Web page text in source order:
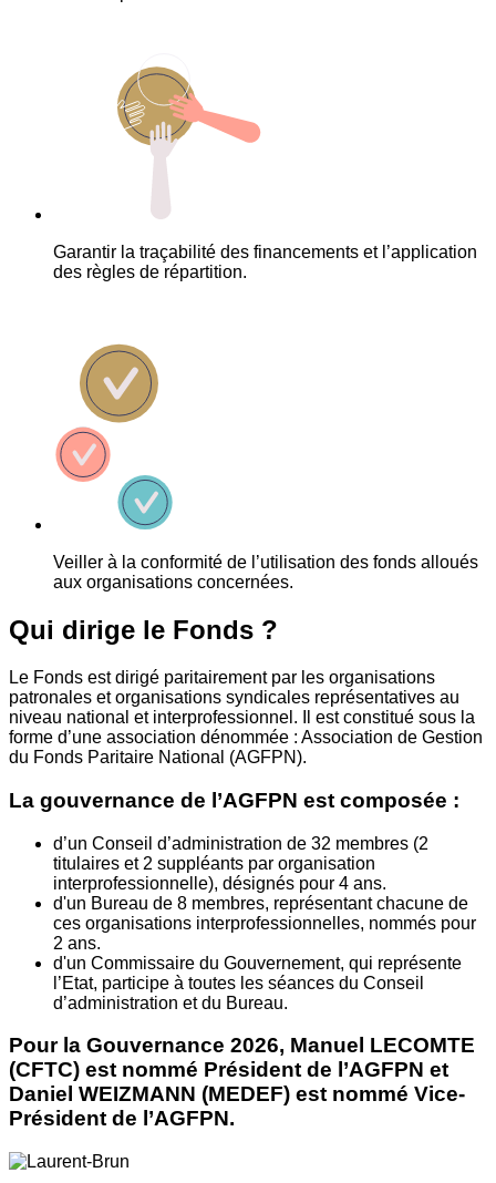
Garantir la traçabilité des financements et l’application
des règles de répartition.
Veiller à la conformité de l’utilisation des fonds alloués
aux organisations concernées.
Qui dirige le Fonds ?
Le Fonds est dirigé paritairement par les organisations
patronales et organisations syndicales représentatives au
niveau national et interprofessionnel. Il est constitué sous la
forme d’une association dénommée : Association de Gestion
du Fonds Paritaire National (AGFPN).
La gouvernance de l’AGFPN est composée :
d’un Conseil d’administration de 32 membres (2
titulaires et 2 suppléants par organisation
interprofessionnelle), désignés pour 4 ans.
d'un Bureau de 8 membres, représentant chacune de
ces organisations interprofessionnelles, nommés pour
2 ans.
d'un Commissaire du Gouvernement, qui représente
l’Etat, participe à toutes les séances du Conseil
d’administration et du Bureau.
Pour la Gouvernance 2026, Manuel LECOMTE
(CFTC) est nommé Président de l’AGFPN et
Daniel WEIZMANN (MEDEF) est nommé Vice-
Président de l’AGFPN.